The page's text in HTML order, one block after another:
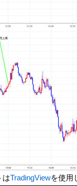
はTradingViewを使用